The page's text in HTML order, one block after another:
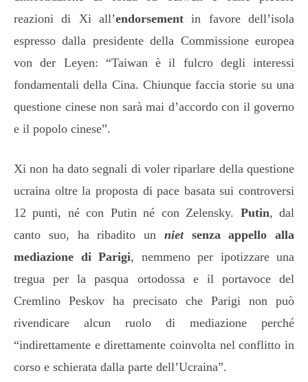
reazioni di Xi all’endorsement in favore dell’isola
espresso dalla presidente della Commissione europea
von der Leyen: “Taiwan è il fulcro degli interessi
fondamentali della Cina. Chiunque faccia storie su una
questione cinese non sarà mai d’accordo con il governo
e il popolo cinese”.
Xi non ha dato segnali di voler riparlare della questione
ucraina oltre la proposta di pace basata sui controversi
12 punti, né con Putin né con Zelensky. Putin, dal
canto suo, ha ribadito un nietsenza appello alla
mediazione di Parigi, nemmeno per ipotizzare una
tregua per la pasqua ortodossa e il portavoce del
Cremlino Peskov ha precisato che Parigi non può
rivendicare alcun ruolo di mediazione perché
“indirettamente e direttamente coinvolta nel conflitto in
corso e schierata dalla parte dell’Ucraina”.